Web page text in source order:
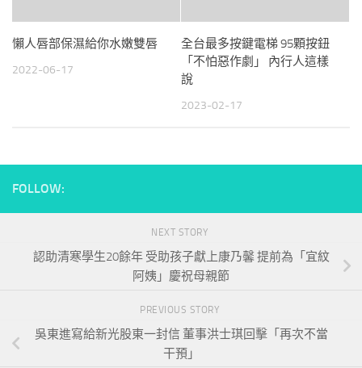
懶人唇部保濕給你水嫩雙唇
2022-06-17
全台最多按鍵電梯 95顆按鈕
「不怕惡作劇」 內行人這樣
說
2023-02-17
FOLLOW:
NEXT STORY
認助清寒學生20餘年 受助孩子獻上康乃馨 提前為「宜紋
阿姨」慶祝母親節
PREVIOUS STORY
吳東進寫給新光股東一封信 董事洪士琪回擊「再次不當
干預」